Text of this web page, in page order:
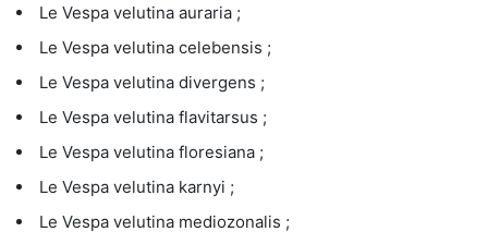
Le Vespa velutina auraria ;
Le Vespa velutina celebensis ;
Le Vespa velutina divergens ;
Le Vespa velutina flavitarsus ;
Le Vespa velutina floresiana ;
Le Vespa velutina karnyi ;
Le Vespa velutina mediozonalis ;